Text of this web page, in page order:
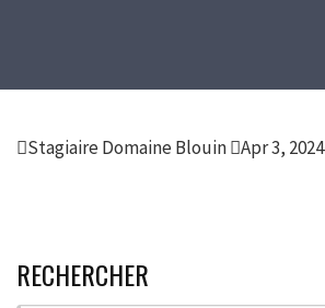
Stagiaire Domaine Blouin Apr 3, 2024
RECHERCHER